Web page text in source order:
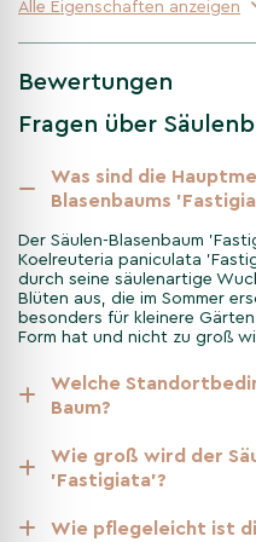
Der Säulen-Blasenbaum
anpassungsfähig an
Gießen nach dem Pflanzen
Rückschnitt ist in der Regel
korrigieren.
Pflanzung und
Koelreuteria
'Fastigiata'
einen sonnigen bis
Raum, um seine
bevorzugt gut
Einpflanzen ist es wichtig,
um ein gutes Anwachsen zu
paniculata 'Fastigiata' ist
Alle Eigenschaften anzeigen
Bewertungen
Fragen über
Was sind die
Blasenbaums
Der Säulen-Blasenbaum
Koelreuteria paniculata
durch seine säulenartige
Blüten aus, die im Sommer
besonders für kleinere
Form hat und nicht zu groß
Welche
Baum?
Wie groß wird der
'Fastigiata'?
Wie pflegeleicht ist